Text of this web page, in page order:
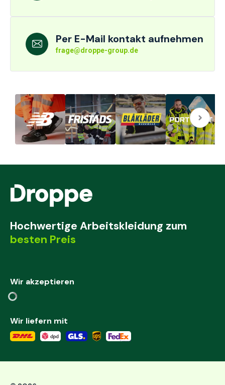
Per E-Mail kontakt aufnehmen
frage@droppe-group.de
Hochwertige Arbeitskleidung zum
besten Preis
Wir akzeptieren
Wir liefern mit